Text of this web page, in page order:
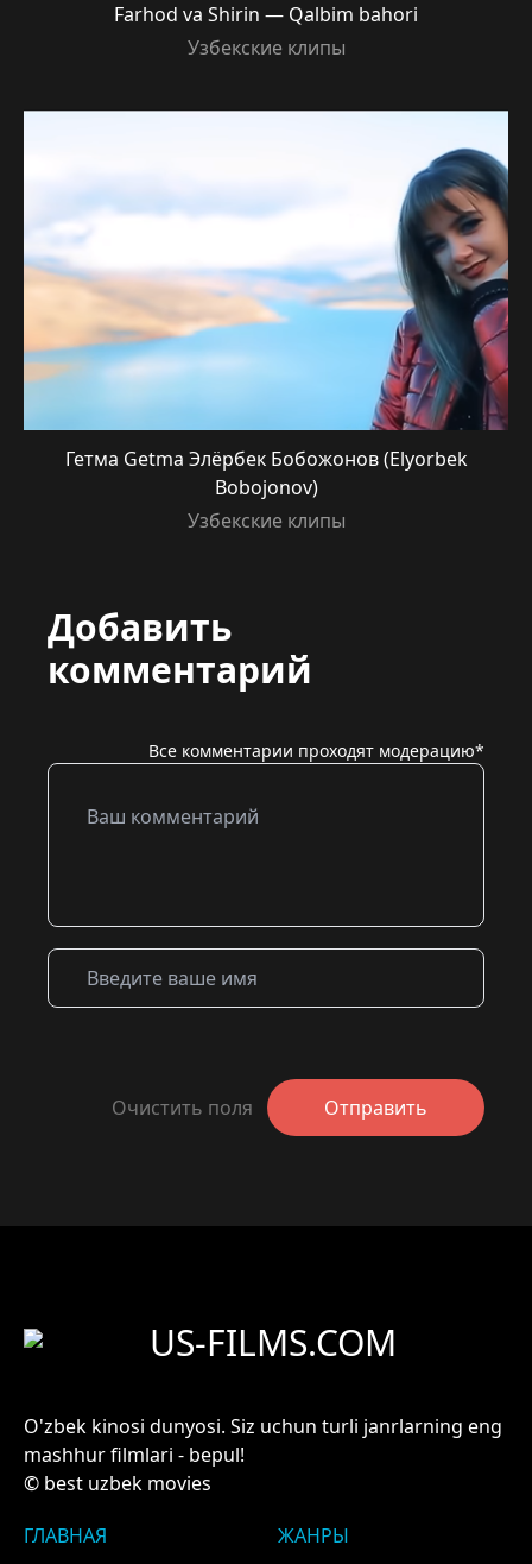
Farhod va Shirin — Qalbim bahori
Узбекские клипы
Гетма Getma Элёрбек Бобожонов (Elyorbek
Bobojonov)
Узбекские клипы
Добавить
комментарий
Все комментарии проходят модерацию*
Очистить поля Отправить
US-FILMS.COM
O'zbek kinosi dunyosi. Siz uchun turli janrlarning eng
mashhur filmlari - bepul!
© best uzbek movies
ГЛАВНАЯ
ЖАНРЫ